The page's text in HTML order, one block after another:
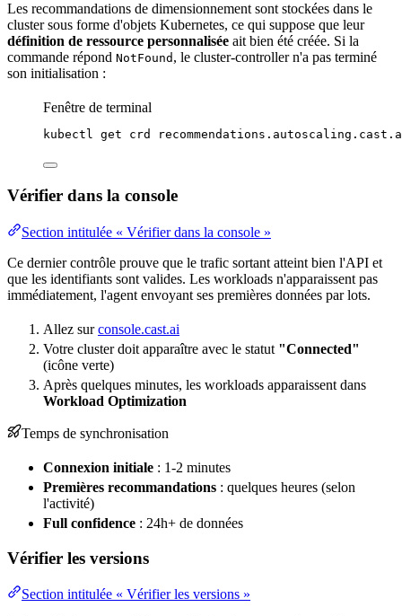
Les recommandations de dimensionnement sont stockées dans le
cluster sous forme d'objets Kubernetes, ce qui suppose que leur
définition de ressource personnalisée ait bien été créée. Si la
commande répond NotFound , le cluster-controller n'a pas terminé
son initialisation :
Fenêtre de terminal
kubectl get crd
Vérifier dans la console
Section intitulée « Vérifier dans la console »
Ce dernier contrôle prouve que le trafic sortant atteint bien l'API et
que les identifiants sont valides. Les workloads n'apparaissent pas
immédiatement, l'agent envoyant ses premières données par lots.
Allez surconsole.cast.ai
Votre cluster doit apparaître avec le statut "Connected"
(icône verte)
Après quelques minutes, les workloads apparaissent dans
Workload Optimization
Temps de synchronisation
Connexion initiale : 1-2 minutes
Premières recommandations : quelques heures (selon
l'activité)
Full confidence : 24h+ de données
Vérifier les versions
Section intitulée « Vérifier les versions »